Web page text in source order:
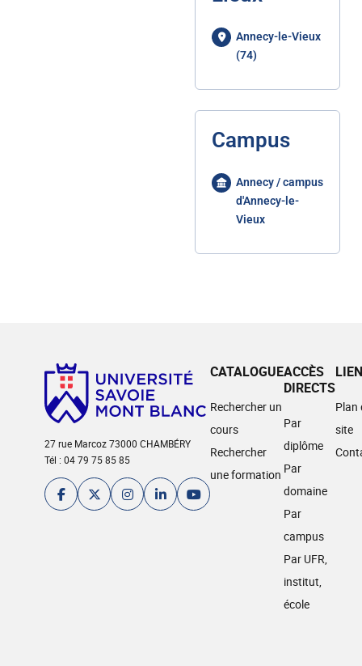
Annecy-le-Vieux
(74)
Campus
Annecy / campus
d'Annecy-le-
Vieux
27 rue Marcoz 73000 CHAMBÉRY
Tél : 04 79 75 85 85
CATALOGUE
Rechercher un
cours
Rechercher
une formation
ACCÈS
DIRECTS
Par
diplôme
Par
domaine
Par
campus
Par UFR,
institut,
école
Plan
site